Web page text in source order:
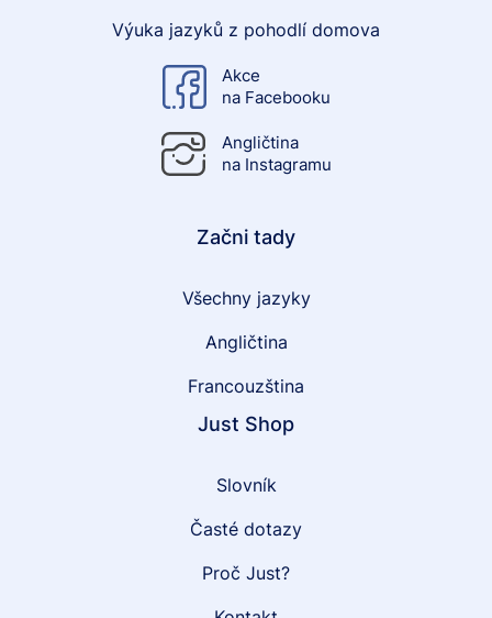
Výuka jazyků z pohodlí domova
Akce
na Facebooku
Angličtina
na Instagramu
Začni tady
Všechny jazyky
Angličtina
Francouzština
Just Shop
Slovník
Časté dotazy
Proč Just?